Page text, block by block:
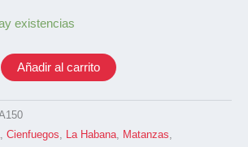
existencias
Añadir al carrito
, Cienfuegos, La Habana, Matanzas,